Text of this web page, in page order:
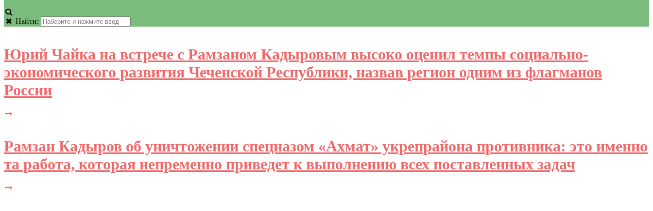
Найти:
Юрий Чайка на встрече с Рамзаном Кадыровым высоко оценил темпы социально-
экономического развития Чеченской Республики, назвав регион одним из флагманов
России
Рамзан Кадыров об уничтожении спецназом «Ахмат» укрепрайона противника: это именно
та работа, которая непременно приведет к выполнению всех поставленных задач